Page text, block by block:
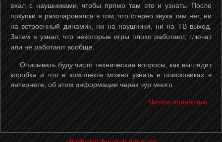
ехал с наушниками, чтобы прямо там это и узнать. После
покупки я разочаровался в том, что стерео звука там нет, ни
на встроенный динамик, ни на наушники, ни на ТВ выход.
Затем я узнал, что некоторые игры плохо работают, глючат
или не работают вообще.
Описывать буду чисто технические вопросы, как выглядит
коробка и что в комплекте можно узнать в поисковиках в
интернете, об этом информации через чур много.
Читать полностью..